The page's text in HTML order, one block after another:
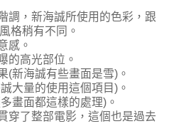
調，新海誠所使用的色彩，跟
格稍有不同。
感。
的高光部位。
(新海誠有些畫面是雪)。
大量的使用這個項目)。
畫面都這樣的處理)。
穿了整部電影，這個也是過去